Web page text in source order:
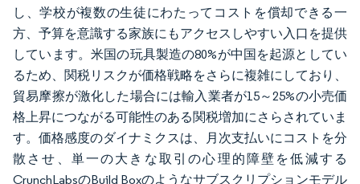
し、学校が複数の生徒にわたってコストを償却できる一
方、予算を意識する家族にもアクセスしやすい入口を提供
しています。米国の玩具製造の80%が中国を起源としてい
るため、関税リスクが価格戦略をさらに複雑にしており、
貿易摩擦が激化した場合には輸入業者が15～25%の小売価
格上昇につながる可能性のある関税増加にさらされていま
す。価格感度のダイナミクスは、月次支払いにコストを分
散させ、単一の大きな取引の心理的障壁を低減する
CrunchLabsのBuild Boxのようなサブスクリプションモデル